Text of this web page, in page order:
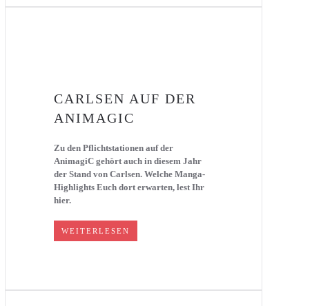
CARLSEN AUF DER
ANIMAGIC
Zu den Pflichtstationen auf der
AnimagiC gehört auch in diesem Jahr
der Stand von Carlsen. Welche Manga-
Highlights Euch dort erwarten, lest Ihr
hier.
WEITERLESEN